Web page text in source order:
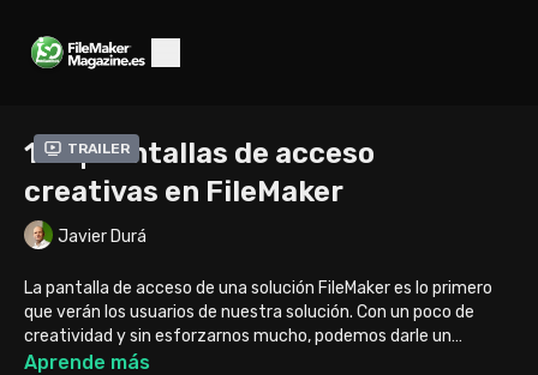
Trailer
155 | Pantallas de acceso
creativas en FileMaker
Javier Durá
La pantalla de acceso de una solución FileMaker es lo primero
que verán los usuarios de nuestra solución. Con un poco de
creatividad y sin esforzarnos mucho, podemos darle un
aspecto diferente y creativo para así marcar la diferencia.
Aprende más